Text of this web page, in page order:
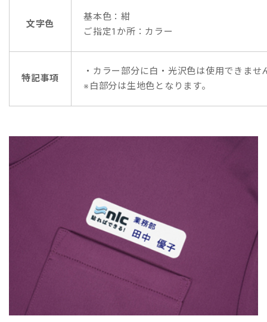
文字色
基本色：紺
ご指定1か所：カラー
特記事項
・カラー部分に白・光沢色は使用できませ
※白部分は生地色となります。